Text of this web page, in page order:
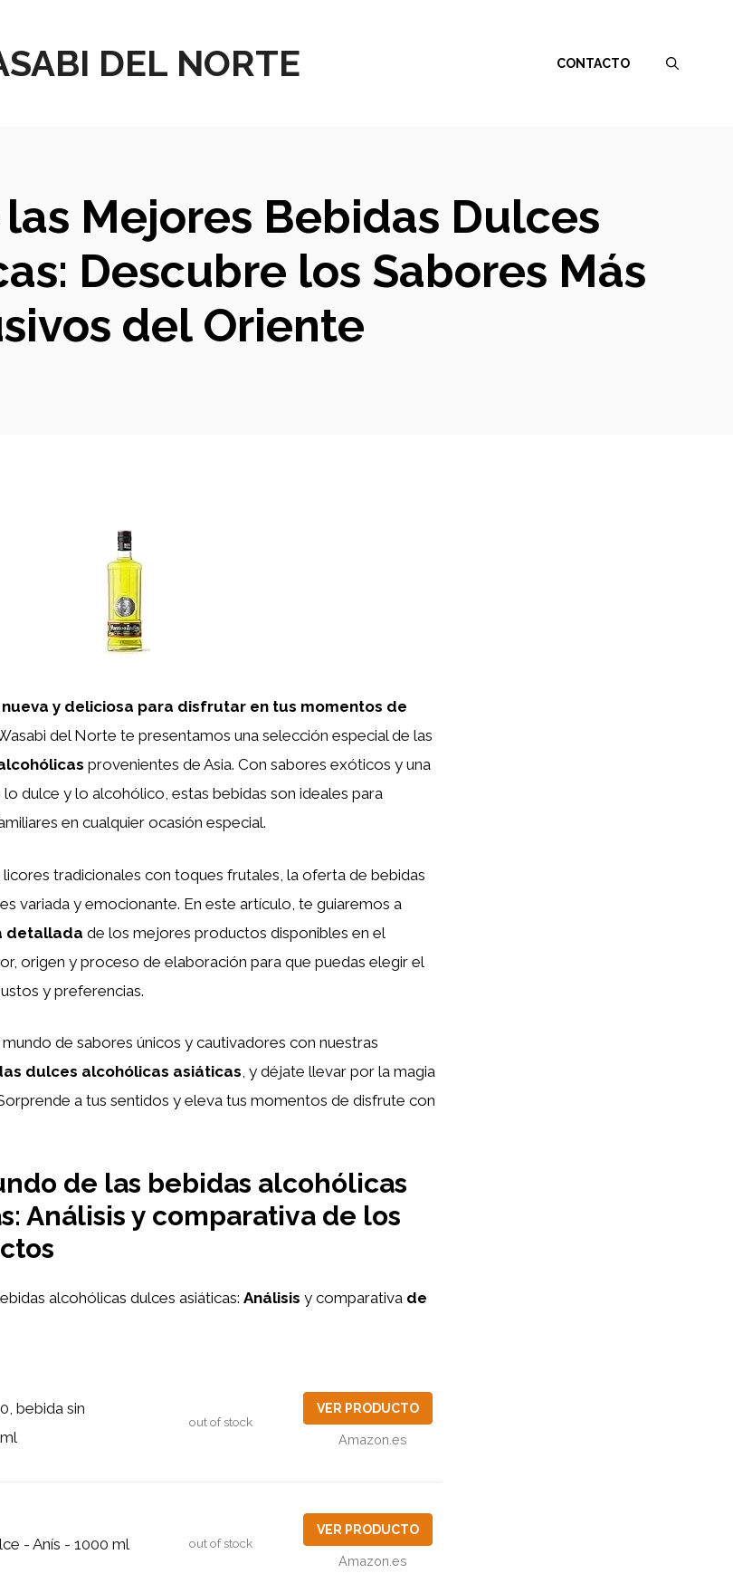
DEL NORTE CONTACTO
Mejores Bebidas Dulces
Descubre los Sabores Más
del Oriente
y deliciosa para disfrutar en tus momentos de
del Norte te presentamos una selección especial de las
provenientes de Asia. Con sabores exóticos y una
dulce y lo alcohólico, estas bebidas son ideales para
en cualquier ocasión especial.
licores tradicionales con toques frutales, la oferta de bebidas
variada y emocionante. En este artículo, te guiaremos a
detallada de los mejores productos disponibles en el
origen y proceso de elaboración para que puedas elegir el
y preferencias.
de sabores únicos y cautivadores con nuestras
dulces alcohólicas asiáticas, y déjate llevar por la magia
a tus sentidos y eleva tus momentos de disfrute con
de las bebidas alcohólicas
Análisis y comparativa de los
alcohólicas dulces asiáticas: Análisis y comparativa de
bebida sin
out of stock
VER PRODUCTO
Amazon.es
- Anís - 1000 ml out of stock
VER PRODUCTO
Amazon.es